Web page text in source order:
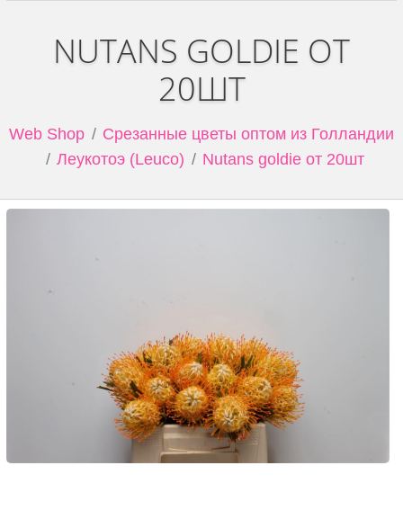
NUTANS GOLDIE ОТ
20ШТ
Web Shop
Срезанные цветы оптом из Голландии
Леукотоэ (Leuco)
Nutans goldie от 20шт